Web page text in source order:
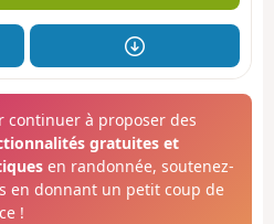
continuer à proposer des
gratuites et
en randonnée, soutenez-
en donnant un petit coup de
!